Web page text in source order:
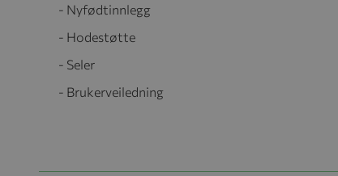
- Nyfødtinnlegg
- Hodestøtte
- Seler
- Brukerveiledning